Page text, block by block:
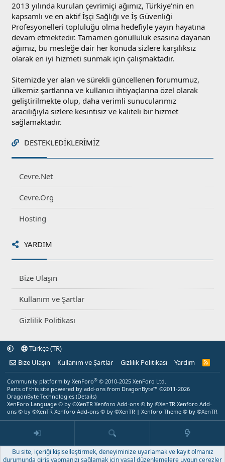
2013 yılında kurulan çevrimiçi ağımız, Türkiye'nin en
kapsamlı ve en aktif İşçi Sağlığı ve İş Güvenliği
Profesyonelleri topluluğu olma hedefiyle yayın hayatına
devam etmektedir. Tamamen gönüllülük esasına dayanan
ağımız, bu mesleğe dair her konuda sizlere karşılıksız
olarak en iyi hizmeti sunmak için çalışmaktadır.
Sitemizde yer alan ve sürekli güncellenen forumumuz,
ülkemiz şartlarına ve kullanıcı ihtiyaçlarına özel olarak
geliştirilmekte olup, daha verimli sunucularımız
aracılığıyla sizlere kesintisiz ve kaliteli bir hizmet
sağlamaktadır.
DESTEKLEDIKLERIMIZ
Cevre.Net
Cevre.Org
Hosting
YARDIM
Bize Ulaşın
Kullanım ve Şartlar
Gizlilik Politikası
Türkçe (TR)
Bize Ulaşın
Kullanım ve Şartlar Gizlilik Politikası Yardım
R
Community platform by XenForo® © 2010-2025 XenForo Ltd.
Parts of this site powered by add-ons from DragonByte™ ©2011-2026
DragonByte Technologies (Details)
XenForo Language © by ©XenTR Xenforo Add-ons © by ©XenTR Xenforo Add-
ons © by ©XenTR Xenforo Add-ons © by ©XenTR | Xenforo Theme © by ©XenTR
Bu site, içeriği kişiselleştirmek, deneyiminize uyarlamak ve kayıt olmanız
durumunda giriş yapmanızı sağlamak için yasal düzenlemelere uygun çerezler